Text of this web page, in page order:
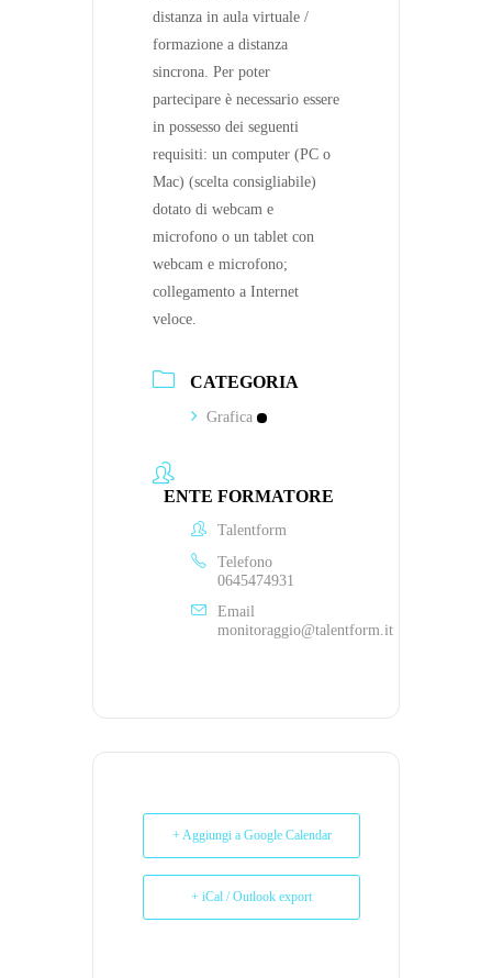
distanza in aula virtuale /
formazione a distanza
sincrona. Per poter
partecipare è necessario essere
in possesso dei seguenti
requisiti: un computer (PC o
Mac) (scelta consigliabile)
dotato di webcam e
microfono o un tablet con
webcam e microfono;
collegamento a Internet
veloce.
CATEGORIA
Grafica
ENTE FORMATORE
Talentform
Telefono
0645474931
Email
monitoraggio@talentform.it
+ Aggiungi a Google Calendar
+ iCal / Outlook export